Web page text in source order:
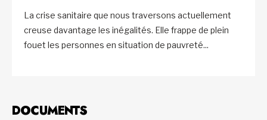
La crise sanitaire que nous traversons actuellement
creuse davantage les inégalités. Elle frappe de plein
fouet les personnes en situation de pauvreté...
DOCUMENTS